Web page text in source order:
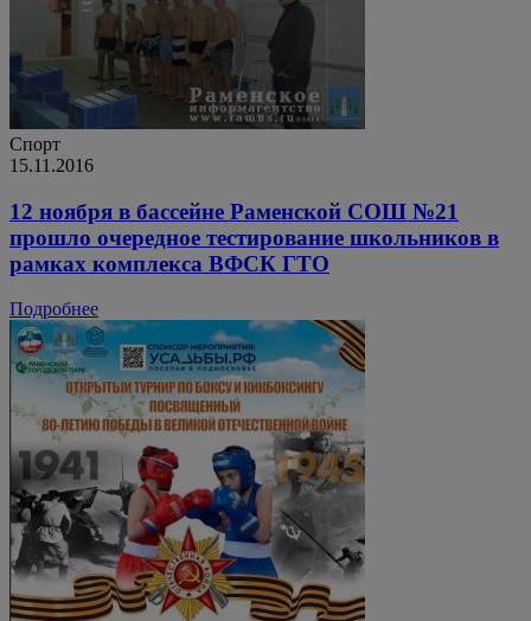
Спорт
15.11.2016
12 ноября в бассейне Раменской СОШ №21
прошло очередное тестирование школьников в
рамках комплекса ВФСК ГТО
Подробнее